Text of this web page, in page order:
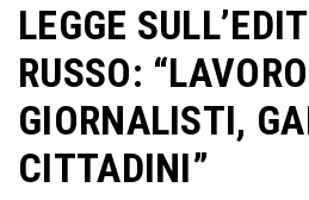
LEGGE
RUSSO:
GIORNALISTI,
CITTADINI”